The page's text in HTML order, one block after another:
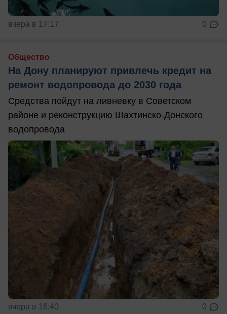
вчера в 17:17 0
Общество
На Дону планируют привлечь кредит на
ремонт водопровода до 2030 года
Средства пойдут на ливневку в Советском
районе и реконструкцию Шахтинско-Донского
водопровода
вчера в 16:40 0